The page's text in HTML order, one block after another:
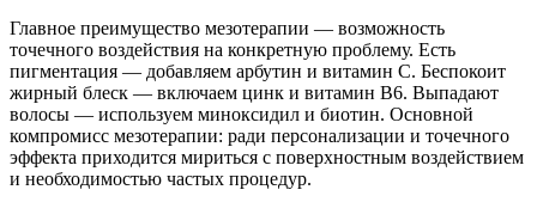
Главное преимущество мезотерапии — возможность
точечного воздействия на конкретную проблему. Есть
пигментация — добавляем арбутин и витамин С. Беспокоит
жирный блеск — включаем цинк и витамин В6. Выпадают
волосы — используем миноксидил и биотин. Основной
компромисс мезотерапии: ради персонализации и точечного
эффекта приходится мириться с поверхностным воздействием
и необходимостью частых процедур.